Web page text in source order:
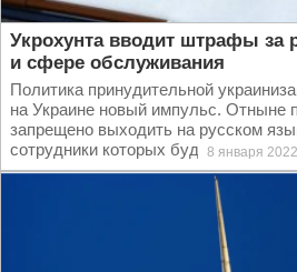
Укрохунта вводит штрафы за
и сфере обслуживания
Политика принудительной
на Украине новый импульс.
запрещено выходить на русском
сотрудники которых будут8 января